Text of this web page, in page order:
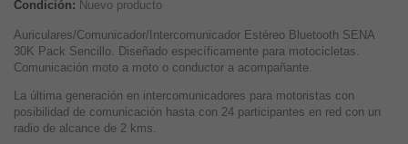
Condición: Nuevo producto
Auriculares/Comunicador/Intercomunicador Estéreo Bluetooth SENA
30K Pack Sencillo. Diseñado específicamente para motocicletas.
Comunicación moto a moto o conductor a acompañante.
La última generación en intercomunicadores para motoristas con
posibilidad de comunicación hasta con 24 participantes en red con un
radio de alcance de 2 kms.